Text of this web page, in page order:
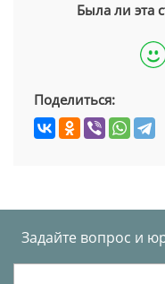
Была ли эта
Поделиться:
Задайте вопрос и